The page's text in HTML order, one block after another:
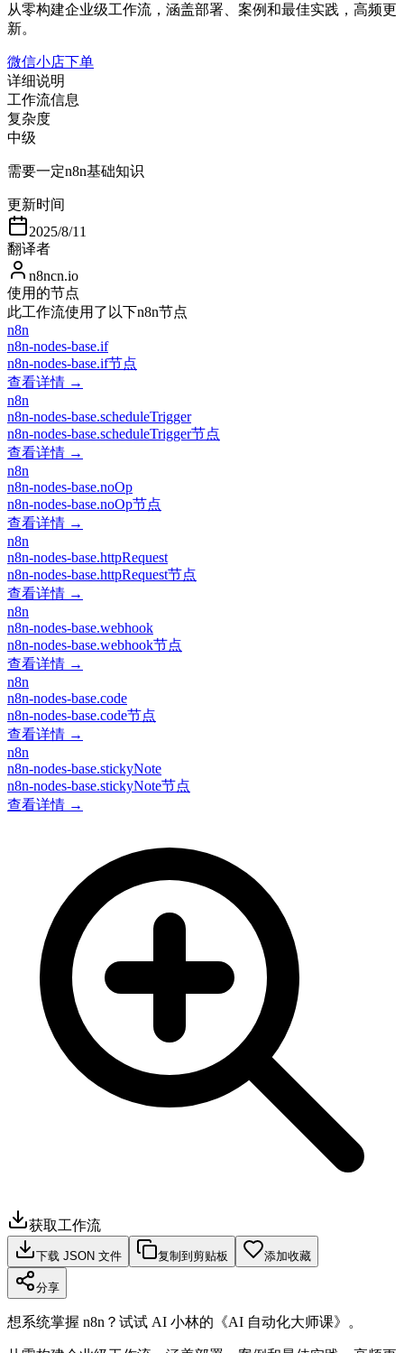
从零构建企业级工作流，涵盖部署、案例和最佳实践，高频更
新。
微信小店下单
详细说明
工作流信息
复杂度
中级
需要一定n8n基础知识
更新时间
2025/8/11
翻译者
n8ncn.io
使用的节点
此工作流使用了以下n8n节点
n8n
n8n-nodes-base.if
n8n-nodes-base.if节点
查看详情 →
n8n
n8n-nodes-base.scheduleTrigger
n8n-nodes-base.scheduleTrigger节点
查看详情 →
n8n
n8n-nodes-base.noOp
n8n-nodes-base.noOp节点
查看详情 →
n8n
n8n-nodes-base.httpRequest
n8n-nodes-base.httpRequest节点
查看详情 →
n8n
n8n-nodes-base.webhook
n8n-nodes-base.webhook节点
查看详情 →
n8n
n8n-nodes-base.code
n8n-nodes-base.code节点
查看详情 →
n8n
n8n-nodes-base.stickyNote
n8n-nodes-base.stickyNote节点
查看详情 →
获取工作流
下载 JSON 文件 复制到剪贴板 添加收藏
分享
想系统掌握 n8n？试试 AI 小林的《AI 自动化大师课》。